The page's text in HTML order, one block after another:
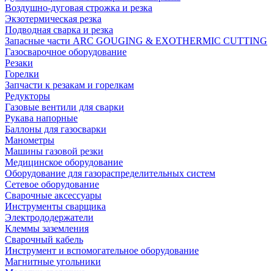
Воздушно-дуговая строжка и резка
Экзотермическая резка
Подводная сварка и резка
Запасные части ARC GOUGING & EXOTHERMIC CUTTING
Газосварочное оборудование
Резаки
Горелки
Запчасти к резакам и горелкам
Редукторы
Газовые вентили для сварки
Рукава напорные
Баллоны для газосварки
Манометры
Машины газовой резки
Медицинское оборудование
Оборудование для газораспределительных систем
Сетевое оборудование
Сварочные аксессуары
Инструменты сварщика
Электрододержатели
Клеммы заземления
Сварочный кабель
Инструмент и вспомогательное оборудование
Магнитные угольники